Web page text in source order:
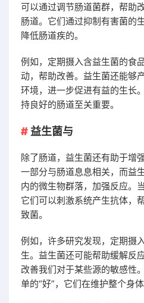
可以通过调节肠道菌群，帮助
肠道。它们通过抑制有害菌的
降低肠道疾的。
例如，定期摄入含益生菌的食
动，帮助改善。益生菌还能够
环境，进一步促进有益的生长
持良好的肠道至关重要。
益生菌与
除了肠道，益生菌还有助于增
一部分与肠道息息相关，而益
内的微生物群落，加强反应。
它们可以刺激系统产生抗体，
致菌。
例如，许多研究发现，定期摄
生。益生菌还可能帮助缓解反
改善我们对于某些源的敏感性
单的“好”，它们在维护整个身